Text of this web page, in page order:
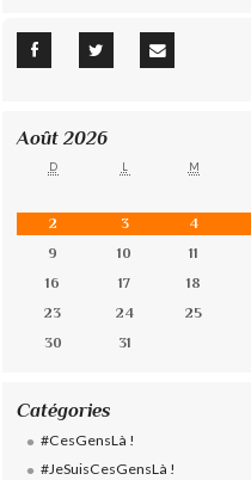
Août 2026
D L M
2
3 4
9
10 11
16
17 18
23
24 25
30
31
Catégories
#CesGensLà !
#JeSuisCesGensLà !